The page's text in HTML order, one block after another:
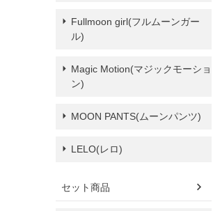
Fullmoon girl(フルムーンガー
ル)
Magic Motion(マジックモーショ
ン)
MOON PANTS(ムーンパンツ)
LELO(レロ)
セット商品